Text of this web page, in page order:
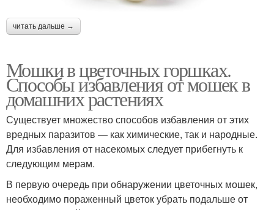
читать дальше →
Мошки в цветочных горшках.
Способы избавления от мошек в
домашних растениях
Существует множество способов избавления от этих
вредных паразитов — как химические, так и народные.
Для избавления от насекомых следует прибегнуть к
следующим мерам.
В первую очередь при обнаружении цветочных мошек,
необходимо пораженный цветок убрать подальше от